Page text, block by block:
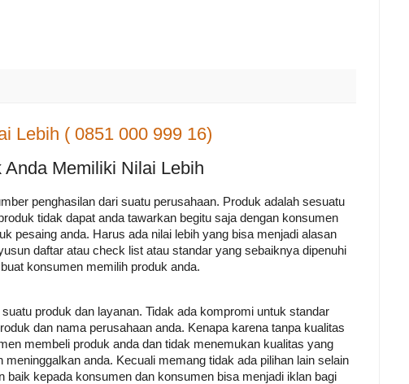
Lebih ( 0851 000 999 16)
Memiliki Nilai Lebih
penghasilan dari suatu perusahaan. Produk adalah sesuatu
tidak dapat anda tawarkan begitu saja dengan konsumen
pesaing anda. Harus ada nilai lebih yang bisa menjadi alasan
daftar atau check list atau standar yang sebaiknya dipenuhi
konsumen memilih produk anda.
produk dan layanan. Tidak ada kompromi untuk standar
dan nama perusahaan anda. Kenapa karena tanpa kualitas
membeli produk anda dan tidak menemukan kualitas yang
anda. Kecuali memang tidak ada pilihan lain selain
kepada konsumen dan konsumen bisa menjadi iklan bagi